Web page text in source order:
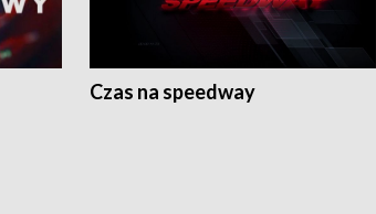
Czas na speedway